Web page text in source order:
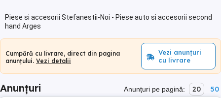
Piese si accesorii Stefanestii-Noi - Piese auto si accesorii second
hand Arges
Cumpără cu livrare, direct din pagina
anunțului. Vezi detalii
Vezi anunțuri
cu livrare
Anunțuri Anunțuri pe pagină: 20 50